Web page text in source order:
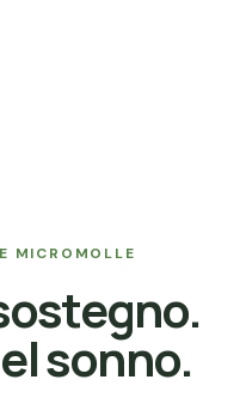
MICROMOLLE
sonno.